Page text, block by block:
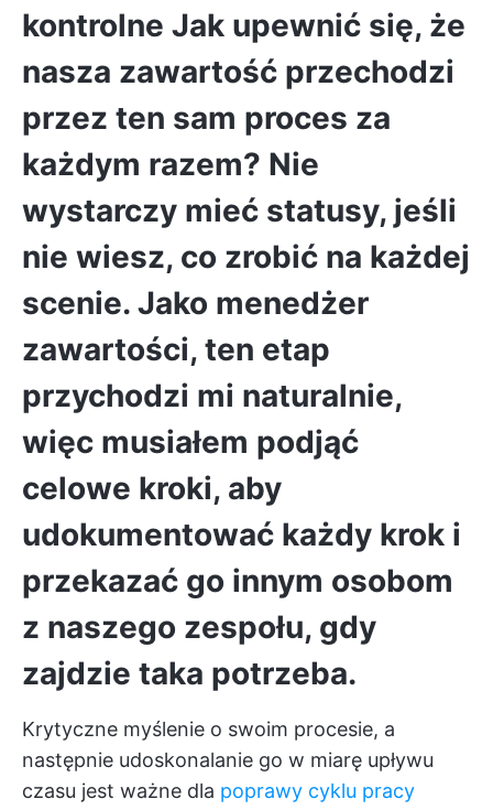
kontrolne Jak upewnić się, że
nasza zawartość przechodzi
przez ten sam proces za
każdym razem? Nie
wystarczy mieć statusy, jeśli
nie wiesz, co zrobić na każdej
scenie. Jako menedżer
zawartości, ten etap
przychodzi mi naturalnie,
więc musiałem podjąć
celowe kroki, aby
udokumentować każdy krok i
przekazać go innym osobom
z naszego zespołu, gdy
zajdzie taka potrzeba.
Krytyczne myślenie o swoim procesie, a
następnie udoskonalanie go w miarę upływu
czasu jest ważne dla poprawy cyklu pracy